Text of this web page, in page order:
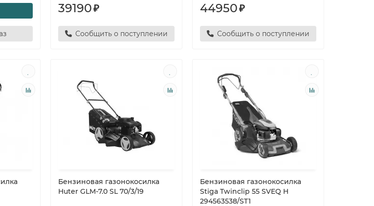
39190₽
Сообщить о поступлении
44950₽
Сообщить о поступлении
Бензиновая газонокосилка
Huter GLM-7.0 SL 70/3/19
Бензиновая газонокосилка
Stiga Twinclip 55 SVEQ H
294563538/ST1